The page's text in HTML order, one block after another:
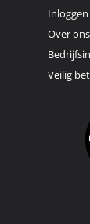
Inloggen
Over ons
Veilig